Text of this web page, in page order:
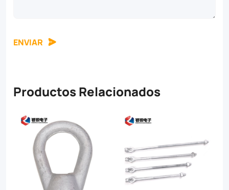
ENVIAR
Productos Relacionados